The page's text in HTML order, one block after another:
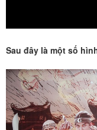
Sau đây là một số